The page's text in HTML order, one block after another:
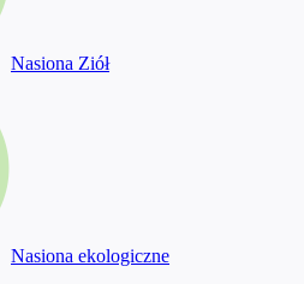
Nasiona Ziół
Nasiona ekologiczne